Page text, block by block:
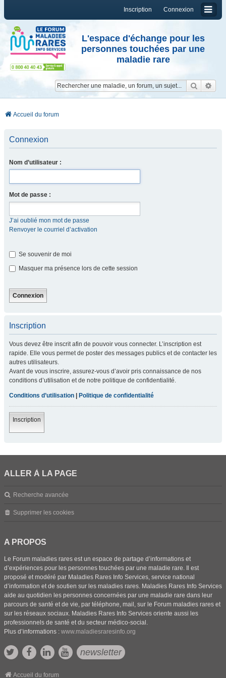
Connexion
Inscription
L'espace d'échange pour les
personnes touchées par une
maladie rare
Accueil du forum
Connexion
Nom d’utilisateur :
Mot de passe :
J’ai oublié mon mot de passe
Renvoyer le courriel d’activation
Se souvenir de moi
Masquer ma présence lors de cette session
Inscription
Vous devez être inscrit afin de pouvoir vous connecter. L’inscription est
rapide. Elle vous permet de poster des messages publics et de contacter les
autres utilisateurs.
Avant de vous inscrire, assurez-vous d’avoir pris connaissance de nos
conditions d’utilisation et de notre politique de confidentialité.
Conditions d’utilisation Politique de confidentialité
Inscription
ALLER À LA PAGE
Recherche avancée
Supprimer les cookies
A PROPOS
Le Forum maladies rares est un espace de partage d’informations et
d’expériences pour les personnes touchées par une maladie rare. Il est
proposé et modéré par Maladies Rares Info Services, service national
d’information et de soutien sur les maladies rares. Maladies Rares Info Services
aide au quotidien les personnes concernées par une maladie rare dans leur
parcours de santé et de vie, par téléphone, mail, sur le Forum maladies rares et
sur les réseaux sociaux. Maladies Rares Info Services oriente aussi les
professionnels de santé et du secteur médico-social.
Plus d’informations : www.maladiesraresinfo.org
newsletter
Accueil du forum